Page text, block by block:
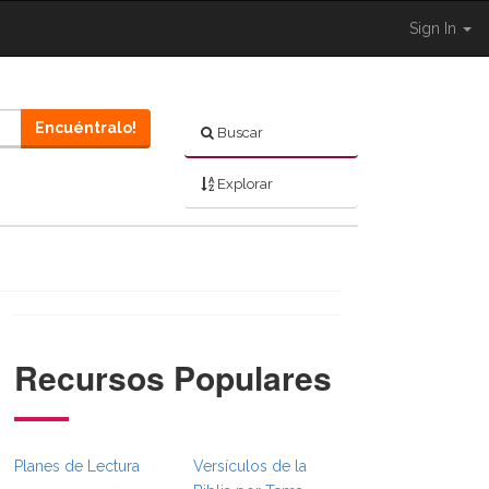
Sign In
Buscar
Explorar
Encuéntralo!
}} }}
Recursos Populares
Planes de Lectura
Versículos de la